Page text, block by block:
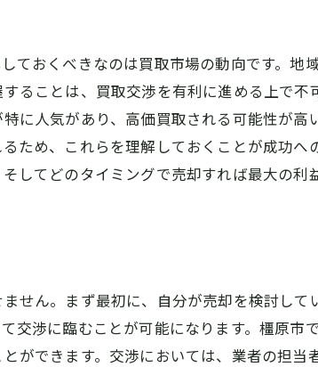
されないためのチェックリスト
認すべきアクセサリーの詳細
取る重要性
た時の対応方法
性を確認する方法
スが良い業者の見極め方
ておくべきなのは買取市場の動向です。地
ることは、買取交渉を有利に進める上で不
に人気があり、高価買取される可能性が高
ため、これらを理解しておくことが成功へ
してどのタイミングで売却すれば最大の利
せん。まず最初に、自分が売却を検討し
交渉に臨むことが可能になります。橿原市
ができます。交渉においては、業者の担当